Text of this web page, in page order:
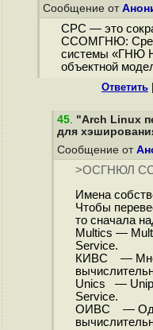
Сообщение от
СРС — это
ССОМГНЮ:
системы «ГНЮ
объектной
Ответить
45. "Arch Linux
для
Сообщение от
>ОСГНЮЛ
Имена
Чтобы
то сначала
Multics —
Service.
КИВС —
Unics —
Service.
ОИВС —